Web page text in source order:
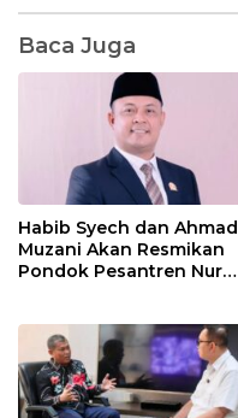
Baca Juga
Habib Syech dan Ahmad
Muzani Akan Resmikan
Pondok Pesantren Nur